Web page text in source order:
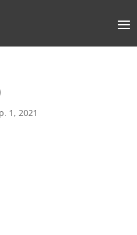
1, 2021